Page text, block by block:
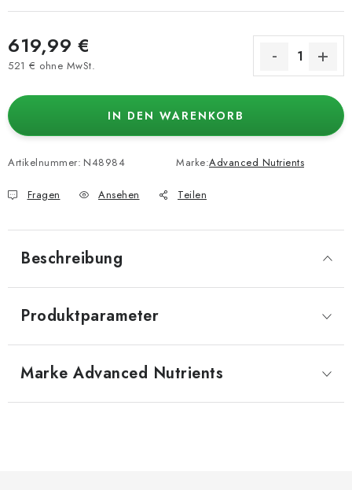
619,99 €
521 € ohne MwSt.
IN DEN WARENKORB
Artikelnummer: N48984 Marke:Advanced Nutrients
Fragen Ansehen Teilen
Beschreibung
Produktparameter
Marke Advanced Nutrients